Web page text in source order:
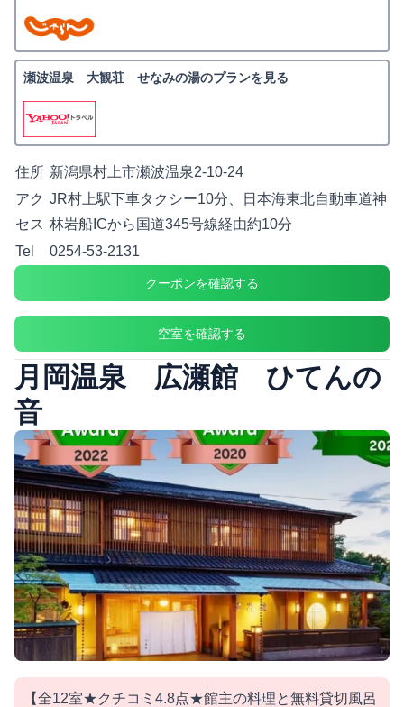
瀬波温泉 大観荘 せなみの湯のプランを見る
住所 新潟県村上市瀬波温泉2-10-24
アク
セス
JR村上駅下車タクシー10分、日本海東北自動車道神
林岩船ICから国道345号線経由約10分
Tel
0254-53-2131
クーポンを確認する
空室を確認する
月岡温泉 広瀬館 ひてんの
音
【全12室★クチコミ4.8点★館主の料理と無料貸切風呂